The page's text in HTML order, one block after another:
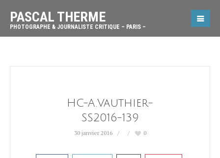
PASCAL THERME
PHOTOGRAPHE & JOURNALISTE CRITIQUE – PARIS –
HC-A.Vauthier-
SS2016-139
30 janvier 2016 0